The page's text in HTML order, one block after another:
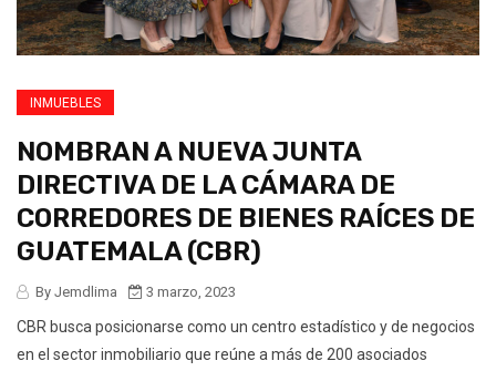
INMUEBLES
NOMBRAN A NUEVA JUNTA
DIRECTIVA DE LA CÁMARA DE
CORREDORES DE BIENES RAÍCES DE
GUATEMALA (CBR)
By Jemdlima 3 marzo, 2023
CBR busca posicionarse como un centro estadístico y de negocios
en el sector inmobiliario que reúne a más de 200 asociados